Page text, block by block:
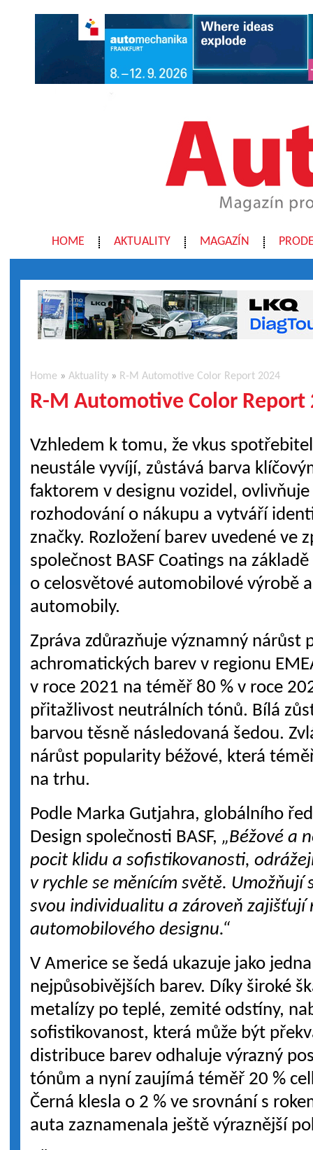
HOME AKTUALITY MAGAZÍN
Home »Aktuality » R-M Automotive Color Report 2024
R-M Automotive Color Report
Vzhledem k tomu, že vkus
neustále vyvíjí, zůstává barva
faktorem v designu vozidel, ovlivňuje
rozhodování o nákupu a vytváří
značky. Rozložení barev uvedené ve
společnost BASF Coatings na
o celosvětové automobilové výrobě
automobily.
Zpráva zdůrazňuje významný nárůst
achromatických barev v regionu
v roce 2021 na téměř 80 % v roce
přitažlivost neutrálních tónů. Bílá
barvou těsně následovaná šedou.
nárůst popularity béžové, která
na trhu.
Podle Marka Gutjahra, globálního
Design společnosti BASF, „Béžové a
pocit klidu a sofistikovanosti,
v rychle se měnícím světě.
svou individualitu a zároveň zajišťují
automobilového designu.“
V Americe se šedá ukazuje jako
nejpůsobivějších barev. Díky široké
metalízy po teplé, zemité odstíny,
sofistikovanost, která může být
distribuce barev odhaluje výrazný
tónům a nyní zaujímá téměř 20 %
Černá klesla o 2 % ve srovnání s
auta zaznamenala ještě výraznější